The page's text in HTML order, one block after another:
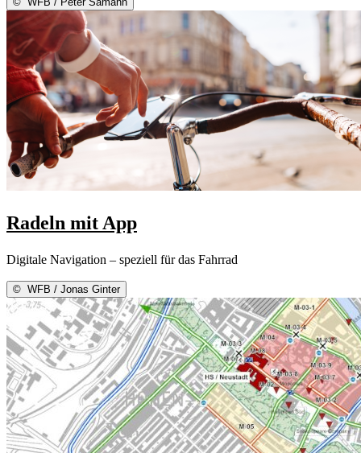
Radeln mit App
Digitale Navigation – speziell für das Fahrrad
© WFB / Jonas Ginter